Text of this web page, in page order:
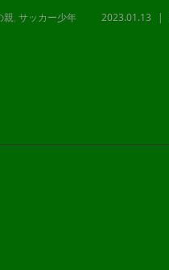
親, サッカー少年
2023.01.13